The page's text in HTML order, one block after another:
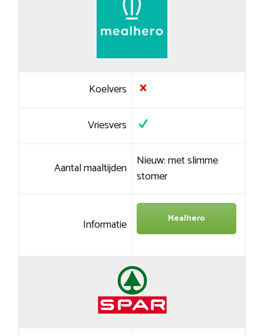
Koelvers
Vriesvers
Aantal maaltijden Nieuw: met slimme
stomer
Informatie Mealhero